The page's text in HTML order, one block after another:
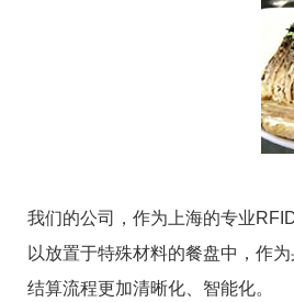
我们的公司，作为上海的专业
以放置于特殊材料的餐盘中，作
结算流程更加清晰化、智能化。